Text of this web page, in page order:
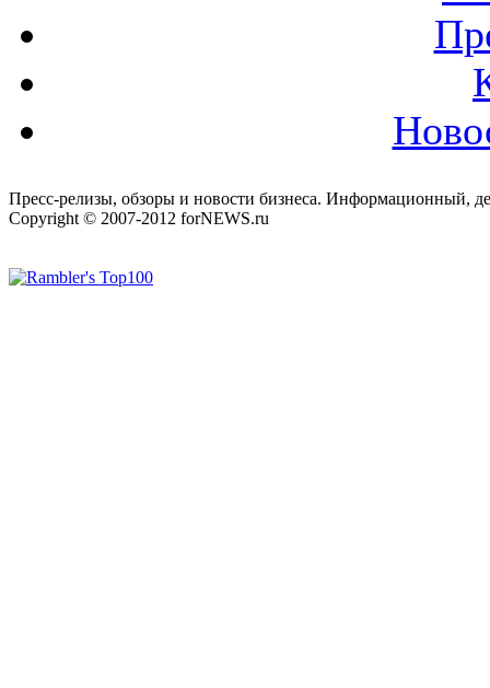
Пресс-релизы, обзоры и новости бизнеса. Информационный,
Copyright © 2007-2012 forNEWS.ru